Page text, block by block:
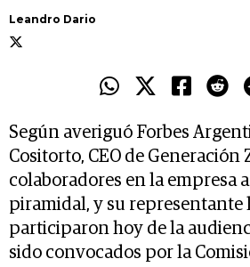
Leandro Dario
Según averiguó Forbes
Cositorto, CEO de Generación
colaboradores en la empresa
piramidal, y su representante
participaron hoy de la
sido convocados por la